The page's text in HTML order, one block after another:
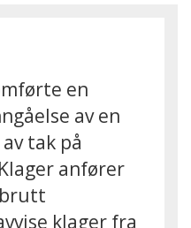
en
av en
tak på
anfører
klager fra